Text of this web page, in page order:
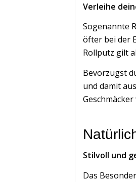
Verleihe
Sogenannte
öfter bei der
Rollputz gilt
Bevorzugst
und damit
Stilvoll und
Das